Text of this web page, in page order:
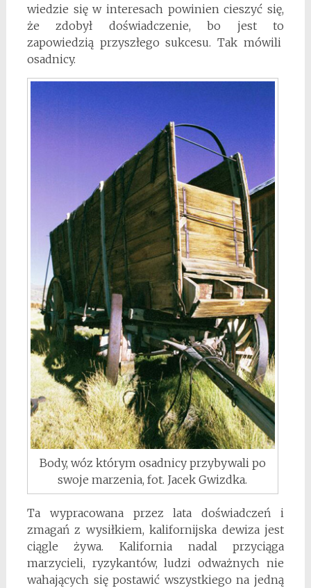
wiedzie się w interesach powinien cieszyć się,
że zdobył doświadczenie, bo jest to
zapowiedzią przyszłego sukcesu. Tak mówili
osadnicy.
Body, wóz którym osadnicy przybywali po
swoje marzenia, fot. Jacek Gwizdka.
Ta wypracowana przez lata doświadczeń i
zmagań z wysiłkiem, kalifornijska dewiza jest
ciągle żywa. Kalifornia nadal przyciąga
marzycieli, ryzykantów, ludzi odważnych nie
wahających się postawić wszystkiego na jedną